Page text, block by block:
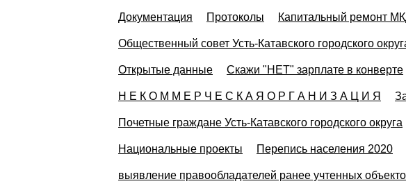
Документация Протоколы Капитальный ремонт
Общественный совет Усть-Катавского городского
Открытые данные Скажи "НЕТ" зарплате в конверте
Н Е К О М М Е Р Ч Е С К А Я О Р Г А Н И З А Ц И Я
Почетные граждане Усть-Катавского городского округа
Национальные проекты Перепись населения 2020
выявление правообладателей ранее учтенных